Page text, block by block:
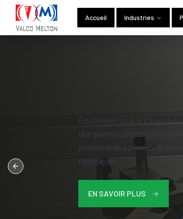
Accueil Industries
Équipement pour le travail du
Une gamme complète de
profilés et de panneaux, le
fabrication.
EN SAVOIR PLUS →
Previous slide